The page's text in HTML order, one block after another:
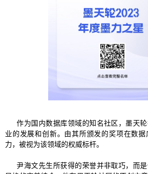
作为国内数据库领域的知名社区，墨天
业的发展和创新。由其所颁发的奖项在数
力，被视为该领域的权威标杆。
尹海文先生所获得的荣誉并非取巧，而